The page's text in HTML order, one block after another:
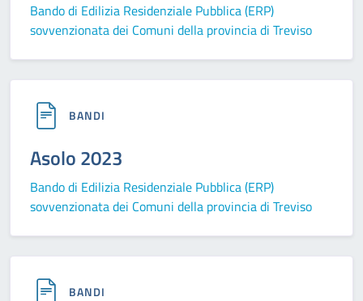
Bando di Edilizia Residenziale Pubblica (ERP)
sovvenzionata dei Comuni della provincia di Treviso
BANDI
Asolo 2023
Bando di Edilizia Residenziale Pubblica (ERP)
sovvenzionata dei Comuni della provincia di Treviso
BANDI